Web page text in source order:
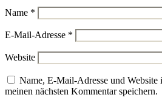
Name *
E-Mail-Adresse *
Website
Name, E-Mail-Adresse und Website
meinen nächsten Kommentar speichern.